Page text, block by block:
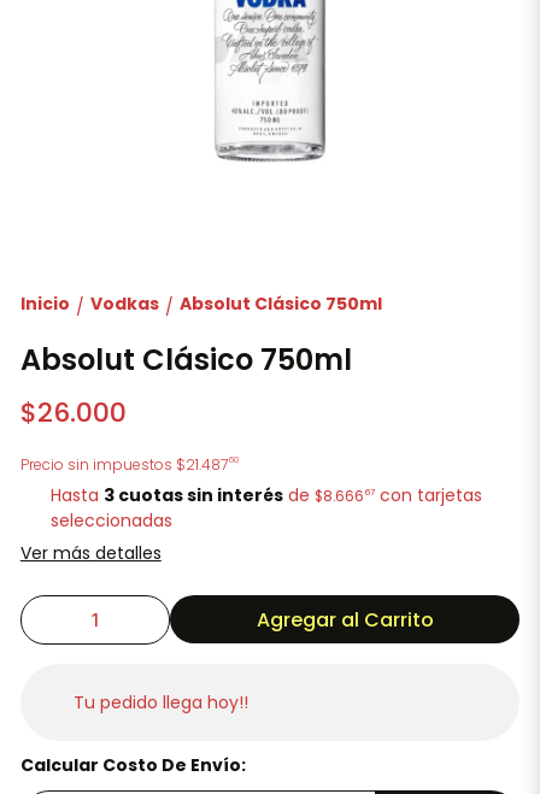
Inicio / Vodkas / Absolut Clásico 750ml
Absolut Clásico 750ml
$26.000
Precio sin impuestos $21.48760
Hasta 3 cuotas sin interésde $8.66667con tarjetas
seleccionadas
Ver más detalles
Agregar al Carrito
Tu pedido llega hoy!!
Calcular Costo De Envío: